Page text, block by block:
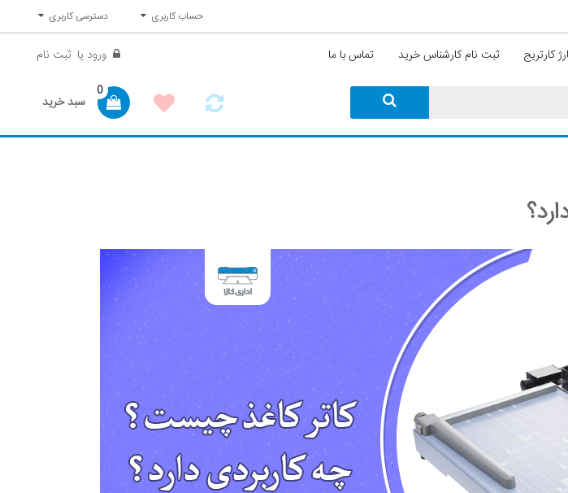
حساب کاربری دسترسی کاربری
کارتریج ثبت نام کارشناس خرید تماس با ما ورود یا ثبت نام
سبد خرید
0